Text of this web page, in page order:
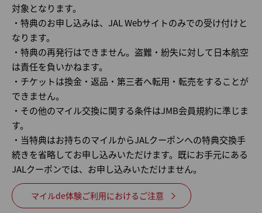
対象となります。
・特典のお申し込みは、JAL Webサイトのみでの受け付けと
なります。
・特典の再発行はできません。盗難・紛失に対して日本航空
は責任を負いかねます。
・チケットは換金・返品・第三者へ転用・転売をすることが
できません。
・その他のマイル交換に関する条件はJMB会員規約に準じま
す。
・当特典はお持ちのマイルからJALクーポンへの特典交換手
続きを省略してお申し込みいただけます。既にお手元にある
JALクーポンでは、お申し込みいただけません。
マイルde体験ご利用におけるご注意